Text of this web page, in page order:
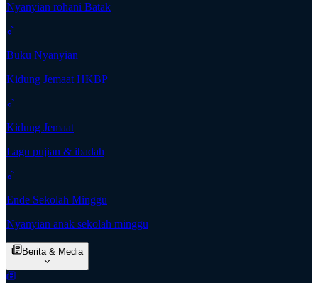
Nyanyian rohani Batak
Buku Nyanyian
Kidung Jemaat HKBP
Kidung Jemaat
Lagu pujian & ibadah
Ende Sekolah Minggu
Nyanyian anak sekolah minggu
Berita & Media